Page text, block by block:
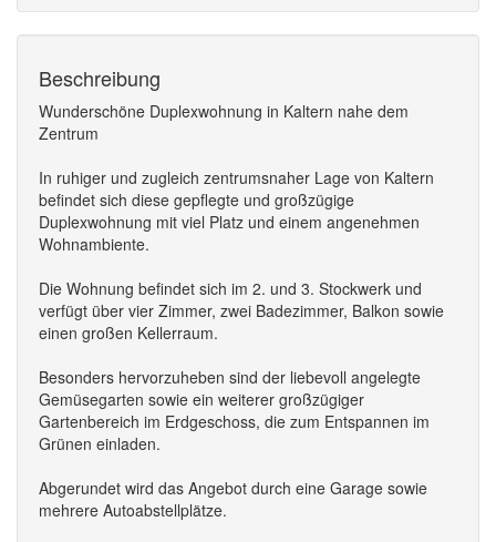
Beschreibung
Wunderschöne Duplexwohnung in Kaltern nahe dem
Zentrum
In ruhiger und zugleich zentrumsnaher Lage von Kaltern
befindet sich diese gepflegte und großzügige
Duplexwohnung mit viel Platz und einem angenehmen
Wohnambiente.
Die Wohnung befindet sich im 2. und 3. Stockwerk und
verfügt über vier Zimmer, zwei Badezimmer, Balkon sowie
einen großen Kellerraum.
Besonders hervorzuheben sind der liebevoll angelegte
Gemüsegarten sowie ein weiterer großzügiger
Gartenbereich im Erdgeschoss, die zum Entspannen im
Grünen einladen.
Abgerundet wird das Angebot durch eine Garage sowie
mehrere Autoabstellplätze.